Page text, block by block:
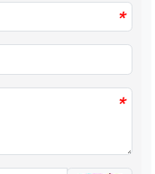
*
*